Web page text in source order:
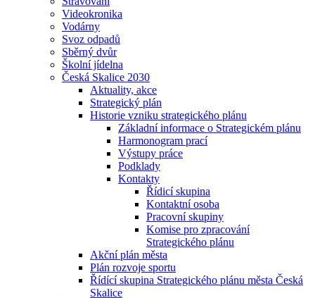
Videokronika
Vodárny
Svoz odpadů
Sběrný dvůr
Školní jídelna
Česká Skalice 2030
Aktuality, akce
Strategický plán
Historie vzniku strategického plánu
Základní informace o Strategickém plánu
Harmonogram prací
Výstupy práce
Podklady
Kontakty
Řídicí skupina
Kontaktní osoba
Pracovní skupiny
Komise pro zpracování
Strategického plánu
Akční plán města
Plán rozvoje sportu
Řídící skupina Strategického plánu města Česká
Skalice